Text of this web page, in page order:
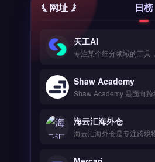
网址 日榜
天工AI
Shaw Academy
海云汇海外仓